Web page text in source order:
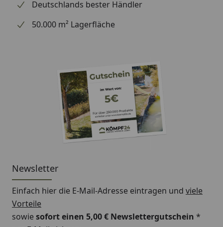
Deutschlands bester Händler
50.000 m² Lagerfläche
Newsletter
Einfach hier die E-Mail-Adresse eintragen und viele
Vorteile
sowiesofort einen 5,00 € Newslettergutschein *